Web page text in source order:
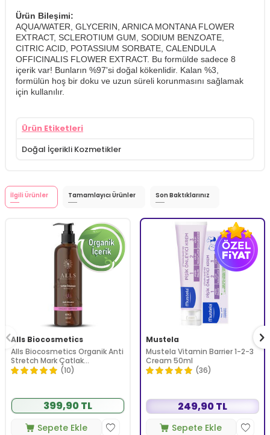
Ürün Bileşimi:
AQUA/WATER, GLYCERIN, ARNICA MONTANA FLOWER
EXTRACT, SCLEROTIUM GUM, SODIUM BENZOATE,
CITRIC ACID, POTASSIUM SORBATE, CALENDULA
OFFICINALIS FLOWER EXTRACT. Bu formülde sadece 8
içerik var! Bunların %97'si doğal kökenlidir. Kalan %3,
formülün hoş bir doku ve uzun süreli korunmasını sağlamak
için kullanılır.
Ürün Etiketleri
Doğal İçerikli Kozmetikler
İlgili Ürünler Tamamlayıcı Ürünler Son Baktıklarınız
Alls Biocosmetics
Alls Biocosmetics Organik Anti
Stretch Mark Çatlak
Önlemeye Yardımcı Jel 350 ml
(10)
399,90 TL
Sepete Ekle
Mustela
Mustela Vitamin Barrier 1-2-3
Cream 50ml
(36)
249,90 TL
Sepete Ekle